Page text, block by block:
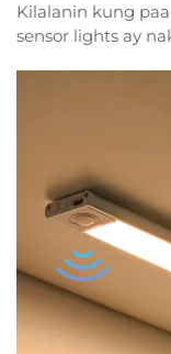
Kilalanin kung
sensor lights ay
nagpapabuti ng
ng mga